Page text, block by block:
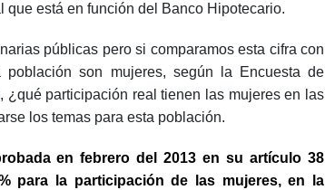
está en función del Banco Hipotecario.
públicas pero si comparamos esta cifra con
son mujeres, según la Encuesta de
participación real tienen las mujeres en las
los temas para esta población.
en febrero del 2013 en su artículo 38
para la participación de las mujeres, en la